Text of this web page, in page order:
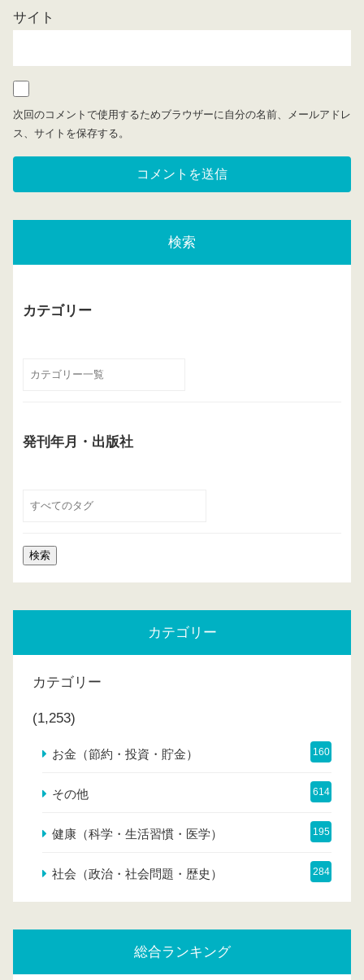
サイト
次回のコメントで使用するためブラウザーに自分の名前、メールアドレ
ス、サイトを保存する。
検索
カテゴリー
発刊年月・出版社
カテゴリー
カテゴリー
(1,253)
お金（節約・投資・貯金） 160
その他 614
健康（科学・生活習慣・医学） 195
社会（政治・社会問題・歴史） 284
総合ランキング